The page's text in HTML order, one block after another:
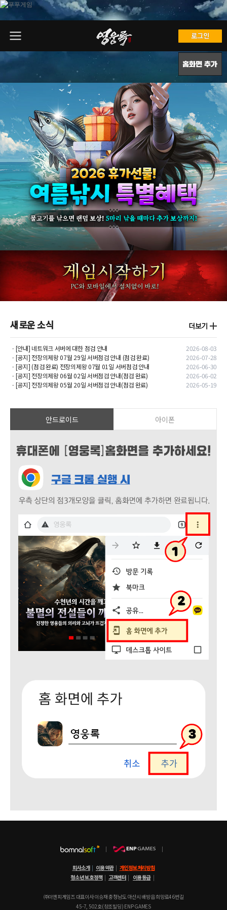
새로운 소식
ㆍ[안내] 네트워크 서버에 대한 점검 안내
2026-08-03
ㆍ[공지] 전장의제왕 07월 29일 서버점검 안내 (점검 완료)
2026-07-28
ㆍ[공지] (점검 완료) 전장의제왕 07월 01일 서버점검 안내
2026-06-30
ㆍ[공지] 전장의제왕 06월 02일 서버점검 안내(점검 완료)
2026-06-02
ㆍ[공지] 전장의제왕 05월 20일 서버점검 안내(점검 완료)
2026-05-19
안드로이드 아이폰
회사소개 | 이용약관 | 개인정보처리방침
청소년 보호정책 | 고객센터 | 이용등급 |
㈜이엔피게임즈 대표이사 이승재 충청남도 아산시 배방읍 희망로46번길
45-7, 502호(창조빌딩) ENP GAMES